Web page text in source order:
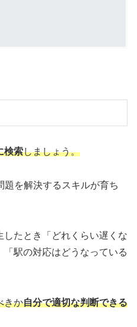
検索しましょう。
を解決するスキルが育ち
たとき「どれくらい遅くな
駅の対応はどうなっている
きか自分で適切な判断できる